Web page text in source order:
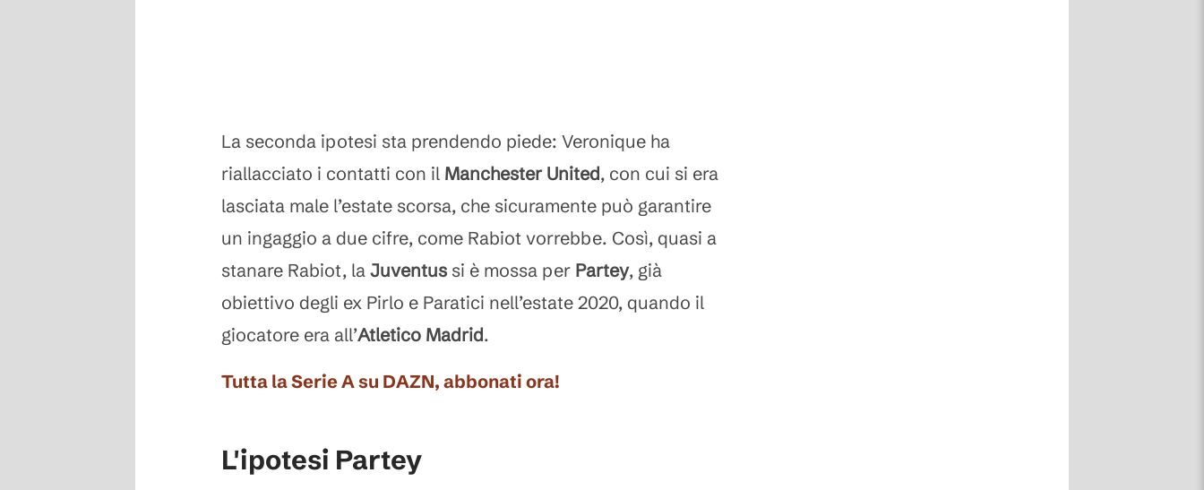
La seconda ipotesi sta prendendo piede: Veronique ha
riallacciato i contatti con il Manchester United, con cui si era
lasciata male l’estate scorsa, che sicuramente può garantire
un ingaggio a due cifre, come Rabiot vorrebbe. Così, quasi a
stanare Rabiot, la Juventus si è mossa per Partey, già
obiettivo degli ex Pirlo e Paratici nell’estate 2020, quando il
giocatore era all’Atletico Madrid.
Tutta la Serie A su DAZN, abbonati ora!
L'ipotesi Partey